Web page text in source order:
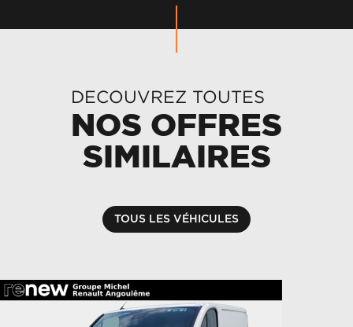
DECOUVREZ TOUTES
NOS OFFRES
SIMILAIRES
TOUS LES VÉHICULES